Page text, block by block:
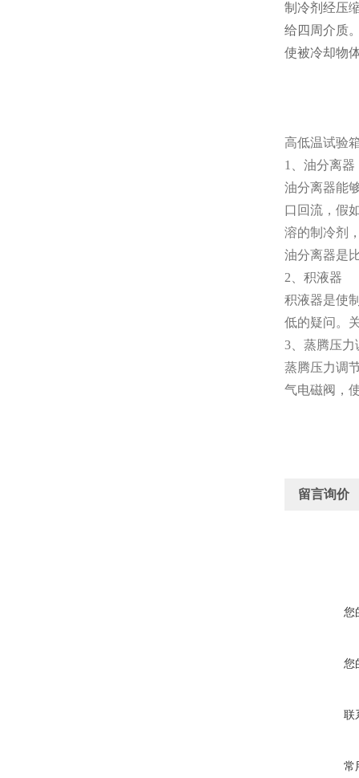
制冷剂经压
给四周介质
使被冷却物
高低温试验
1、油分离器
油分离器能
口回流，假
溶的制冷剂
油分离器是
2、积液器
积液器是使
低的疑问。
3、蒸腾压力
蒸腾压力调
气电磁阀，
留言询价
您
您
联
常